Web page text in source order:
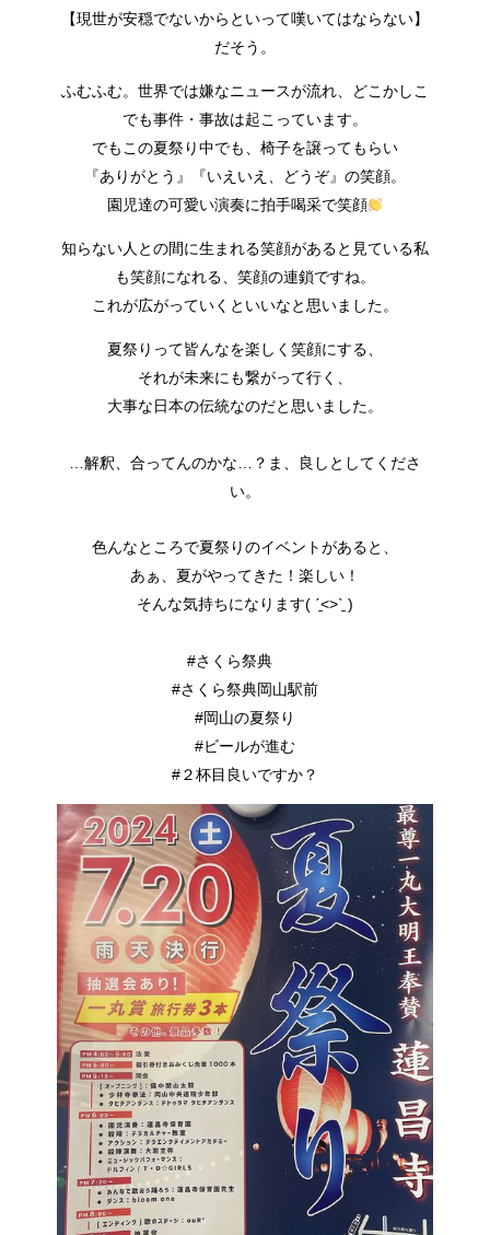
【現世が安穏でないからといって嘆いてはならない】
だそう。
ふむふむ。世界では嫌なニュースが流れ、どこかしこ
でも事件・事故は起こっています。
でもこの夏祭り中でも、椅子を譲ってもらい
『ありがとう』『いえいえ、どうぞ』の笑顔。
園児達の可愛い演奏に拍手喝采で笑顔
知らない人との間に生まれる笑顔があると見ている私
も笑顔になれる、笑顔の連鎖ですね。
これが広がっていくといいなと思いました。
夏祭りって皆んなを楽しく笑顔にする、
それが未来にも繋がって行く、
大事な日本の伝統なのだと思いました。
…解釈、合ってんのかな…？ま、良しとしてくださ
い。
色んなところで夏祭りのイベントがあると、
あぁ、夏がやってきた！楽しい！
そんな気持ちになります( ˊ̱˂˃ˋ̱ )
#さくら祭典
#さくら祭典岡山駅前
#岡山の夏祭り
#ビールが進む
#２杯目良いですか？